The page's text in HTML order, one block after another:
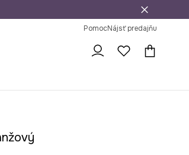
PomocNájsť predajňu